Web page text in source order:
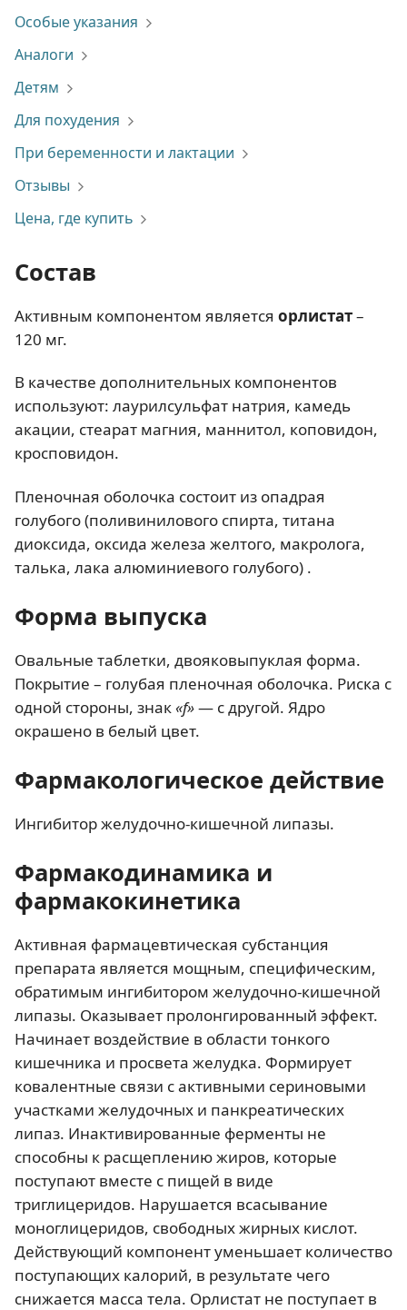
Особые указания
Аналоги
Детям
Для похудения
При беременности и лактации
Отзывы
Цена, где купить
Состав
Активным компонентом является орлистат–
120 мг.
В качестве дополнительных компонентов
используют: лаурилсульфат натрия, камедь
акации, стеарат магния, маннитол, коповидон,
кросповидон.
Пленочная оболочка состоит из опадрая
голубого (поливинилового спирта, титана
диоксида, оксида железа желтого, макролога,
талька, лака алюминиевого голубого) .
Форма выпуска
Овальные таблетки, двояковыпуклая форма.
Покрытие – голубая пленочная оболочка. Риска с
одной стороны, знак«f»— с другой. Ядро
окрашено в белый цвет.
Фармакологическое действие
Ингибитор желудочно-кишечной липазы.
Фармакодинамика и
фармакокинетика
Активная фармацевтическая субстанция
препарата является мощным, специфическим,
обратимым ингибитором желудочно-кишечной
липазы. Оказывает пролонгированный эффект.
Начинает воздействие в области тонкого
кишечника и просвета желудка. Формирует
ковалентные связи с активными сериновыми
участками желудочных и панкреатических
липаз. Инактивированные ферменты не
способны к расщеплению жиров, которые
поступают вместе с пищей в виде
триглицеридов. Нарушается всасывание
моноглицеридов, свободных жирных кислот.
Действующий компонент уменьшает количество
поступающих калорий, в результате чего
снижается масса тела. Орлистат не поступает в